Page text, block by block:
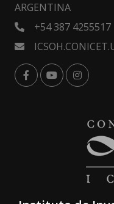
ARGENTINA
+54 387 4255517